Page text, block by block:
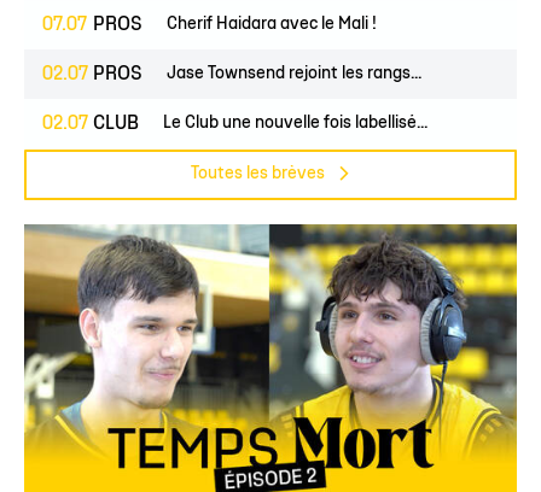
07.07 PROS Cherif Haidara avec le Mali !
02.07 PROS Jase Townsend rejoint les rangs...
02.07 CLUB Le Club une nouvelle fois labellisé...
Toutes les brèves